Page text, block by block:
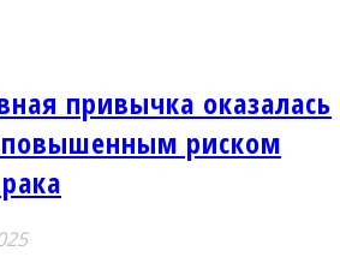
привычка оказалась
повышенным риском